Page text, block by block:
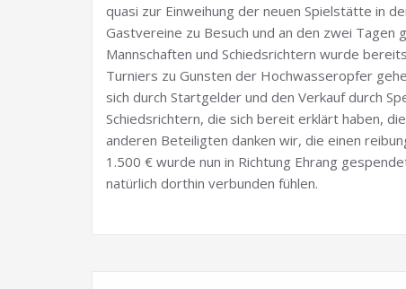
quasi zur Einweihung der neuen Spielstätte in
Gastvereine zu Besuch und an den zwei Tagen
Mannschaften und Schiedsrichtern wurde
Turniers zu Gunsten der Hochwasseropfer
sich durch Startgelder und den Verkauf durch
Schiedsrichtern, die sich bereit erklärt haben,
anderen Beteiligten danken wir, die einen
1.500 € wurde nun in Richtung Ehrang
natürlich dorthin verbunden fühlen.